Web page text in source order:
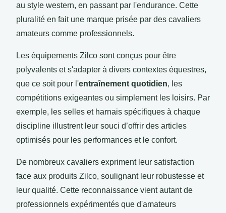
au style western, en passant par l'endurance. Cette
pluralité en fait une marque prisée par des cavaliers
amateurs comme professionnels.
Les équipements Zilco sont conçus pour être
polyvalents et s'adapter à divers contextes équestres,
que ce soit pour l'entraînement quotidien, les
compétitions exigeantes ou simplement les loisirs. Par
exemple, les selles et harnais spécifiques à chaque
discipline illustrent leur souci d’offrir des articles
optimisés pour les performances et le confort.
De nombreux cavaliers expriment leur satisfaction
face aux produits Zilco, soulignant leur robustesse et
leur qualité. Cette reconnaissance vient autant de
professionnels expérimentés que d'amateurs